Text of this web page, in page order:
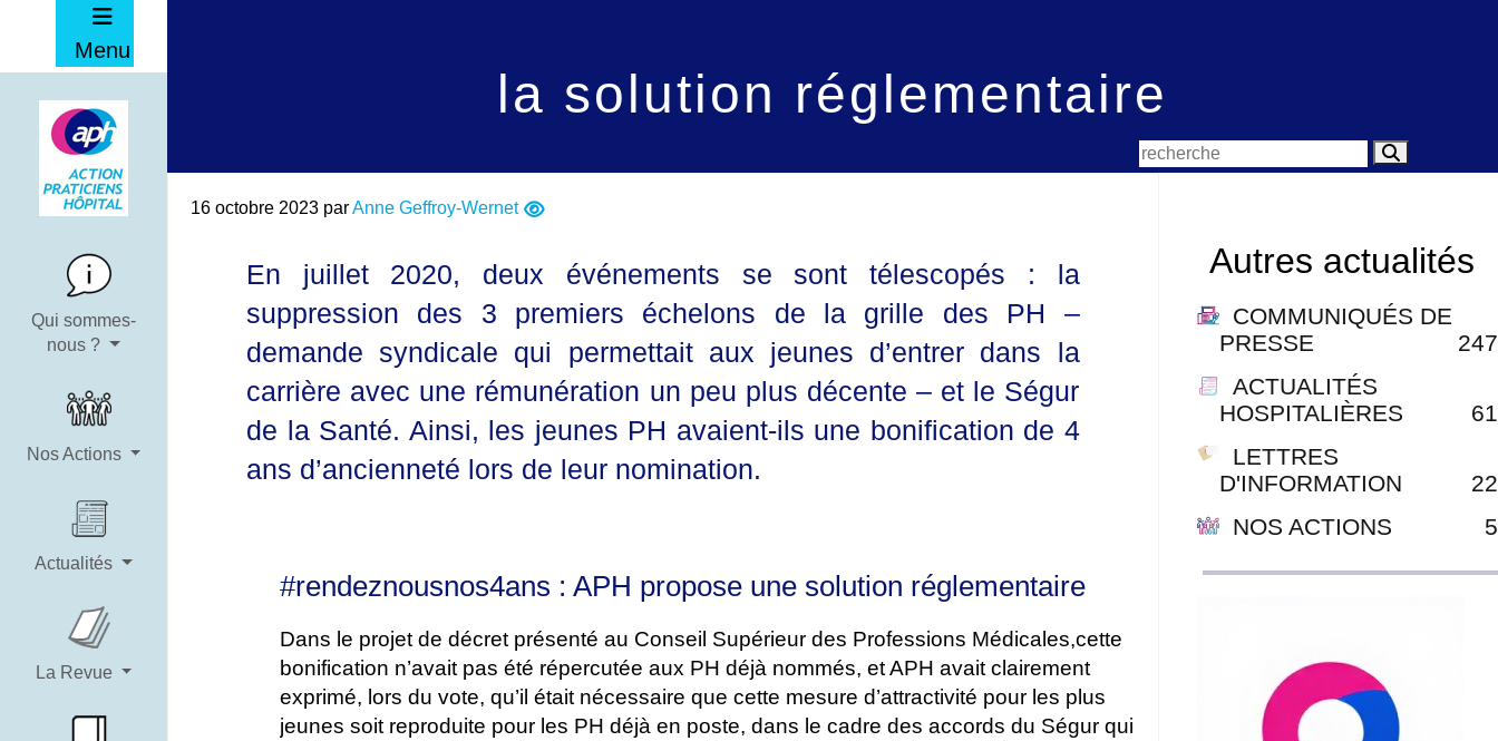
Menu
Qui sommes-
nous ?
Nos Actions
Actualités
La Revue
la solution réglementaire
16 octobre 2023 parAnne Geffroy-Wernet
En juillet 2020, deux événements se sont télescopés : la
suppression des 3 premiers échelons de la grille des PH –
demande syndicale qui permettait aux jeunes d’entrer dans la
carrière avec une rémunération un peu plus décente – et le Ségur
de la Santé. Ainsi, les jeunes PH avaient-ils une bonification de 4
ans d’ancienneté lors de leur nomination.
#rendeznousnos4ans : APH propose une solution réglementaire
Dans le projet de décret présenté au Conseil Supérieur des Professions Médicales,cette
bonification n’avait pas été répercutée aux PH déjà nommés, et APH avait clairement
exprimé, lors du vote, qu’il était nécessaire que cette mesure d’attractivité pour les plus
jeunes soit reproduite pour les PH déjà en poste, dans le cadre des accords du Ségur qui
Autres actualités
COMMUNIQUÉS DE
PRESSE
247
ACTUALITÉS
HOSPITALIÈRES
61
LETTRES
D'INFORMATION
22
NOS ACTIONS
5